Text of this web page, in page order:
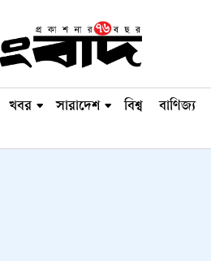
খবর সারাদেশ বিশ্ব বাণিজ্য